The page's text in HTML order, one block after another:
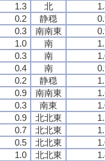
1.3 北
0.2 静穏
0.3 南南東
1.0 南
0.3 南
0.4 南
0.2 静穏
0.9 南南東
0.3 南東
0.9 北北東
0.7 北北東
0.5 北北東
1.0 北北東